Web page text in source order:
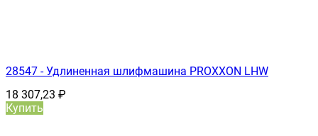
28547 - Удлиненная шлифмашина PROXXON LHW
18 307,23 ₽
Купить